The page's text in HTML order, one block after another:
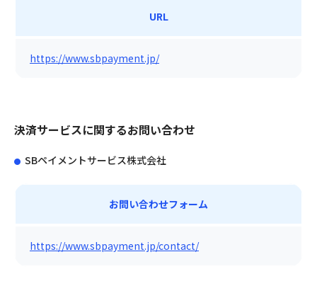
URL
https://www.sbpayment.jp/
決済サービスに関するお問い合わせ
SBペイメントサービス株式会社
お問い合わせフォーム
https://www.sbpayment.jp/contact/